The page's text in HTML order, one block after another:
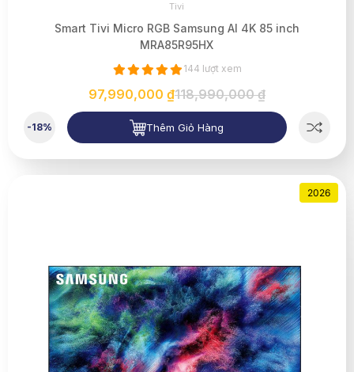
Tivi
Smart Tivi Micro RGB Samsung AI 4K 85 inch
MRA85R95HX
144 lượt xem
97,990,000 ₫118,990,000 ₫
-18% Thêm Giỏ Hàng
2026